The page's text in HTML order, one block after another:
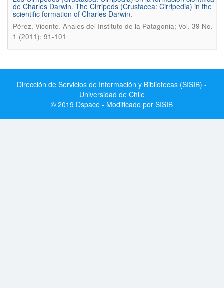
de Charles Darwin. The Cirripeds (Crustacea: Cirripedia) in the
scientific formation of Charles Darwin.
Pérez, Vicente. Anales del Instituto de la Patagonia; Vol. 39 No.
1 (2011); 91-101
Dirección de Servicios de Información y Bibliotecas (SISIB) -
Universidad de Chile
© 2019 Dspace - Modificado por SISIB